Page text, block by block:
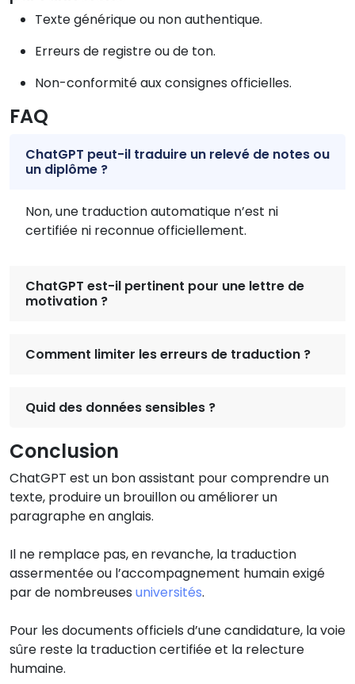
Texte générique ou non authentique.
Erreurs de registre ou de ton.
Non-conformité aux consignes officielles.
FAQ
ChatGPT peut-il traduire un relevé de notes ou
un diplôme ?
Non, une traduction automatique n’est ni
certifiée ni reconnue officiellement.
ChatGPT est-il pertinent pour une lettre de
motivation ?
Comment limiter les erreurs de traduction ?
Quid des données sensibles ?
Conclusion
ChatGPT est un bon assistant pour comprendre un
texte, produire un brouillon ou améliorer un
paragraphe en anglais.
Il ne remplace pas, en revanche, la traduction
assermentée ou l’accompagnement humain exigé
par de nombreuses universités.
Pour les documents officiels d’une candidature, la voie
sûre reste la traduction certifiée et la relecture
humaine.